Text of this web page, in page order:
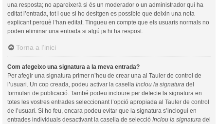
una resposta; no apareixerà si és un moderador o un administrador qui ha
editat l’entrada, tot i que si ho desitgen es possible que deixin una nota
explicant perquè l’han editat. Tingueu en compte que els usuaris normals no
poden eliminar una entrada si algú ja hi ha respost.
Torna a l’inici
Com afegeixo una signatura a la meva entrada?
Per afegir una signatura primer n’heu de crear una al Tauler de control de
l’usuari. Un cop creada, podeu activar la casella Inclou la signatura del
formulari de publicació. També podeu incloure per defecte la signatura en
totes les vostres entrades seleccionant l’opció apropiada al Tauler de control
de l’usuari. Si ho feu, encara podeu evitar que la signatura s’inclogui en
entrades individuals desactivant la casella de selecció Inclou la signatura del